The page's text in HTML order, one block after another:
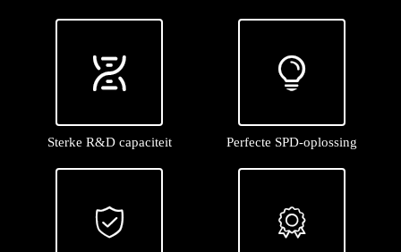

Sterke R&D capaciteit

Perfecte SPD-oplossing
 